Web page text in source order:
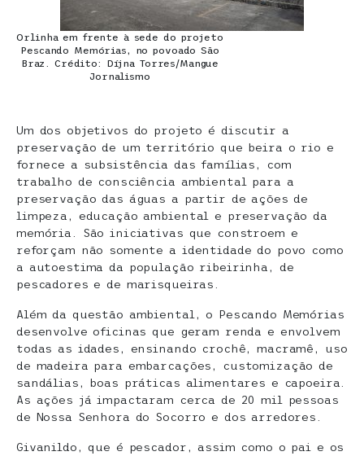
Orlinha em frente à sede do projeto
Pescando Memórias, no povoado São
Braz. Crédito: Díjna Torres/Mangue
Jornalismo
Um dos objetivos do projeto é discutir a
preservação de um território que beira o rio e
fornece a subsistência das famílias, com
trabalho de consciência ambiental para a
preservação das águas a partir de ações de
limpeza, educação ambiental e preservação da
memória. São iniciativas que constroem e
reforçam não somente a identidade do povo como
a autoestima da população ribeirinha, de
pescadores e de marisqueiras.
Além da questão ambiental, o Pescando Memórias
desenvolve oficinas que geram renda e envolvem
todas as idades, ensinando crochê, macramê, uso
de madeira para embarcações, customização de
sandálias, boas práticas alimentares e capoeira.
As ações já impactaram cerca de 20 mil pessoas
de Nossa Senhora do Socorro e dos arredores.
Givanildo, que é pescador, assim como o pai e os